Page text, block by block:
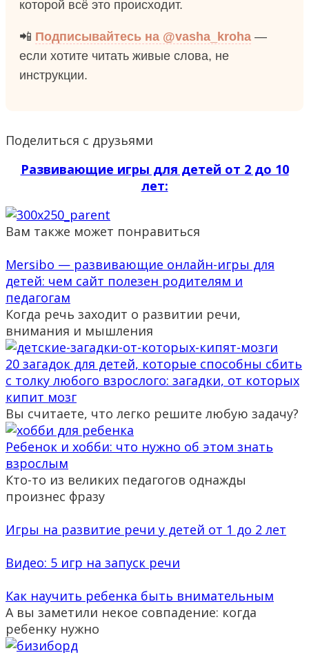
которой всё это происходит.
📲 Подписывайтесь на @vasha_kroha —
если хотите читать живые слова, не
инструкции.
Поделиться с друзьями
Развивающие игры для детей от 2 до 10
лет:
Вам также может понравиться
Mersibo — развивающие онлайн-игры для
детей: чем сайт полезен родителям и
педагогам
Когда речь заходит о развитии речи,
внимания и мышления
20 загадок для детей, которые способны сбить
с толку любого взрослого: загадки, от которых
кипит мозг
Вы считаете, что легко решите любую задачу?
Ребенок и хобби: что нужно об этом знать
взрослым
Кто-то из великих педагогов однажды
произнес фразу
Игры на развитие речи у детей от 1 до 2 лет
Видео: 5 игр на запуск речи
Как научить ребенка быть внимательным
А вы заметили некое совпадение: когда
ребенку нужно